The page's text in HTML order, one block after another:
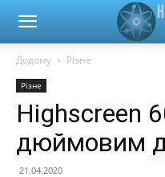
Новини
гаджетів
Додому Різне
Різне
Highscreen
дюймовим
21.04.2020